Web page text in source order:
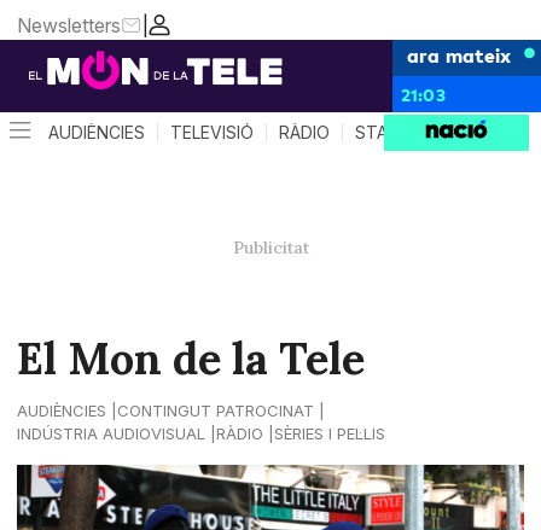
|
Newsletters
ara mateix
21:03
AUDIÈNCIES TELEVISIÓ RÀDIO STAR SYSTEM
El Mon de la Tele
AUDIÈNCIES
CONTINGUT PATROCINAT
INDÚSTRIA AUDIOVISUAL
RÀDIO SÈRIES I PEL·LIS